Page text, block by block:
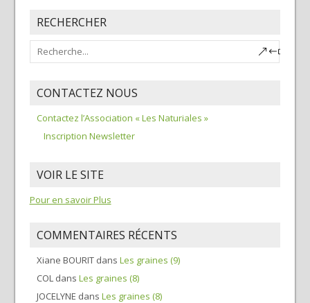
RECHERCHER
CONTACTEZ NOUS
Contactez l’Association « Les Naturiales »
Inscription Newsletter
VOIR LE SITE
Pour en savoir Plus
COMMENTAIRES RÉCENTS
Xiane BOURITdans Les graines (9)
COL dans Les graines (8)
JOCELYNE dans Les graines (8)